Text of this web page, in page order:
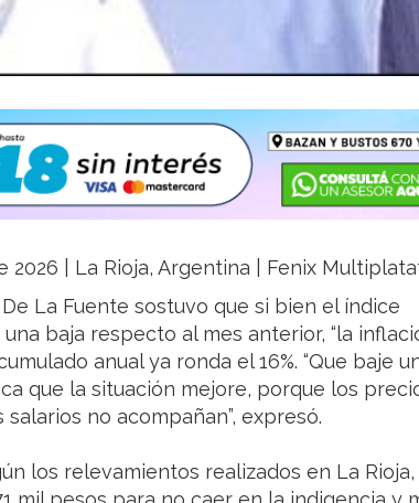
2026 | La Rioja, Argentina | Fenix
La Fuente sostuvo que si bien el índice
baja respecto al mes anterior, “la
anual ya ronda el 16%. “Que baje
que la situación mejore, porque los
no acompañan”, expresó.
los relevamientos realizados en La Rioja,